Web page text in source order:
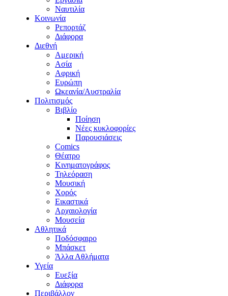
Ναυτιλία
Κοινωνία
Ρεπορτάζ
Διάφορα
Διεθνή
Αμερική
Ασία
Αφρική
Ευρώπη
Ωκεανία/Αυστραλία
Πολιτισμός
Βιβλίο
Ποίηση
Νέες κυκλοφορίες
Παρουσιάσεις
Comics
Θέατρο
Κινηματογράφος
Τηλεόραση
Μουσική
Χορός
Εικαστικά
Αρχαιολογία
Μουσεία
Αθλητικά
Ποδόσφαιρο
Μπάσκετ
Άλλα Αθλήματα
Υγεία
Ευεξία
Διάφορα
Περιβάλλον